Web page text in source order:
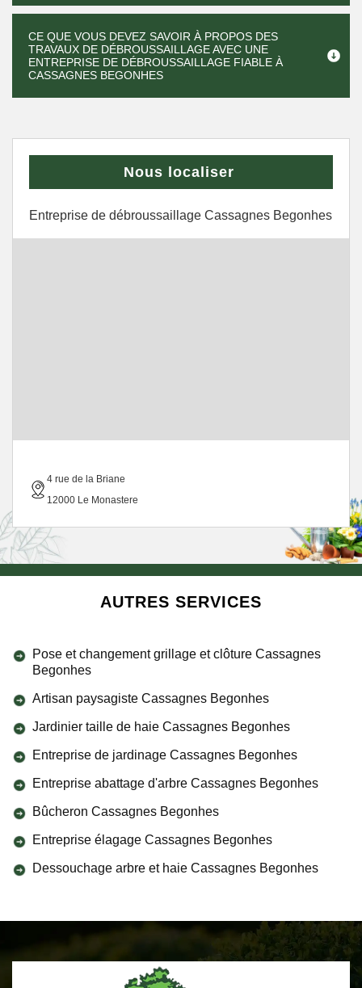
CE QUE VOUS DEVEZ SAVOIR À PROPOS DES
TRAVAUX DE DÉBROUSSAILLAGE AVEC UNE
ENTREPRISE DE DÉBROUSSAILLAGE FIABLE À
CASSAGNES BEGONHES
Nous localiser
Entreprise de débroussaillage Cassagnes Begonhes
4 rue de la Briane
12000 Le Monastere
AUTRES SERVICES
Pose et changement grillage et clôture Cassagnes
Begonhes
Artisan paysagiste Cassagnes Begonhes
Jardinier taille de haie Cassagnes Begonhes
Entreprise de jardinage Cassagnes Begonhes
Entreprise abattage d'arbre Cassagnes Begonhes
Bûcheron Cassagnes Begonhes
Entreprise élagage Cassagnes Begonhes
Dessouchage arbre et haie Cassagnes Begonhes